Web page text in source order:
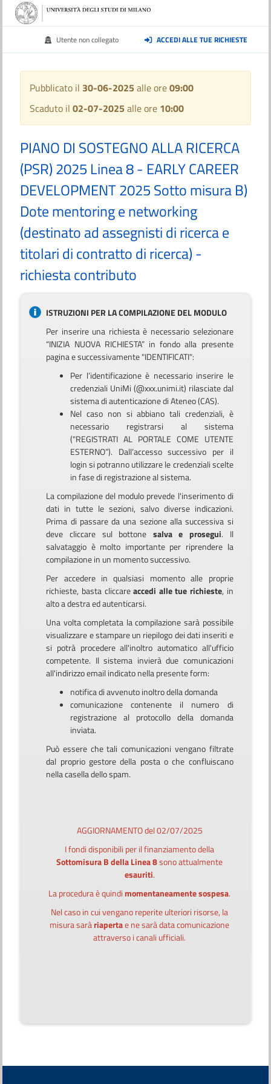
Utente non collegato ACCEDI ALLE TUE RICHIESTE
Pubblicato il 30-06-2025 alle ore09:00
Scaduto il 02-07-2025 alle ore 10:00
PIANO DI SOSTEGNO ALLA RICERCA
(PSR) 2025 Linea 8 - EARLY CAREER
DEVELOPMENT 2025 Sotto misura B)
Dote mentoring e networking
(destinato ad assegnisti di ricerca e
titolari di contratto di ricerca) -
richiesta contributo
ISTRUZIONI PER LA COMPILAZIONE DEL MODULO
Per inserire una richiesta è necessario selezionare
“INIZIA NUOVA RICHIESTA” in fondo alla presente
pagina e successivamente "IDENTIFICATI":
Per l’identificazione è necessario inserire le
credenziali UniMi (@xxx.unimi.it) rilasciate dal
sistema di autenticazione di Ateneo (CAS).
Nel caso non si abbiano tali credenziali, è
necessario registrarsi al sistema
("REGISTRATI AL PORTALE COME UTENTE
ESTERNO”). Dall’accesso successivo per il
login si potranno utilizzare le credenziali scelte
in fase di registrazione al sistema.
La compilazione del modulo prevede l'inserimento di
dati in tutte le sezioni, salvo diverse indicazioni.
Prima di passare da una sezione alla successiva si
deve cliccare sul bottone salva e prosegui. Il
salvataggio è molto importante per riprendere la
compilazione in un momento successivo.
Per accedere in qualsiasi momento alle proprie
richieste, basta cliccareaccedi alle tue richieste, in
alto a destra ed autenticarsi.
Una volta completata la compilazione sarà possibile
visualizzare e stampare un riepilogo dei dati inseriti e
si potrà procedere all'inoltro automatico all'ufficio
competente. Il sistema invierà due comunicazioni
all'indirizzo email indicato nella presente form:
notifica di avvenuto inoltro della domanda
comunicazione contenente il numero di
registrazione al protocollo della domanda
inviata.
Può essere che tali comunicazioni vengano filtrate
dal proprio gestore della posta o che confluiscano
nella casella dello spam.
AGGIORNAMENTO del 02/07/2025
I fondi disponibili per il finanziamento della
Sottomisura B della Linea 8sono attualmente
esauriti.
La procedura è quindimomentaneamente sospesa.
Nel caso in cui vengano reperite ulteriori risorse, la
misura saràriapertae ne sarà data comunicazione
attraverso i canali ufficiali.